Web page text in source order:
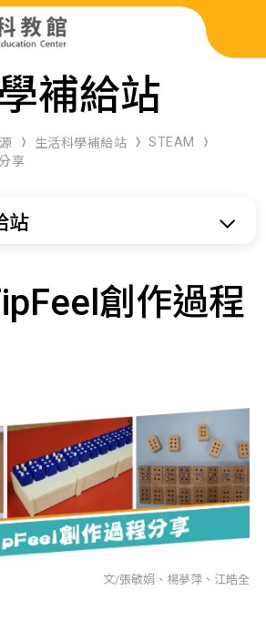
補給站
生活科學補給站
STEAM
享
站
創作過程
文/張敏娟、楊夢萍、江皓全